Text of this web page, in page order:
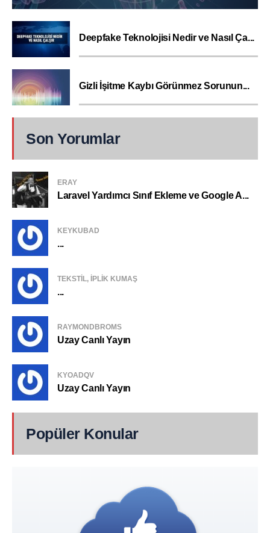
Deepfake Teknolojisi Nedir ve Nasıl Ça...
Gizli İşitme Kaybı Görünmez Sorunun...
Son Yorumlar
ERAY
Laravel Yardımcı Sınıf Ekleme ve Google A...
KEYKUBAD
...
TEKSTIL, IPLIK KUMAŞ
...
RAYMONDBROMS
Uzay Canlı Yayın
KYOADQV
Uzay Canlı Yayın
Popüler Konular